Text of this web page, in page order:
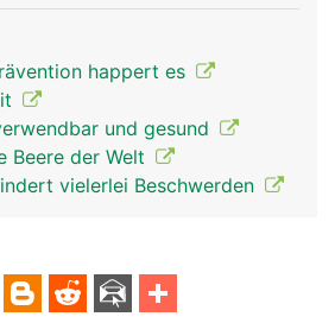
happert es
und gesund
Beere der Welt
vielerlei Beschwerden